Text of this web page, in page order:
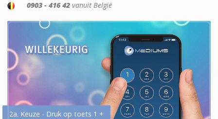
0903 - 416 42 vanuit België
2a. Keuze - Druk op toets 1 +